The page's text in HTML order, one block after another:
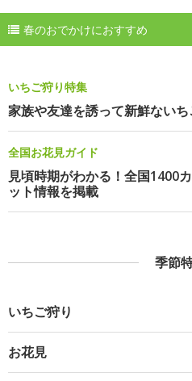
春のおでかけにおすすめ
いちご狩り特集
家族や友達を誘って新鮮ない
全国お花見ガイド
見頃時期がわかる！全国1400
ット情報を掲載
季節
いちご狩り
お花見